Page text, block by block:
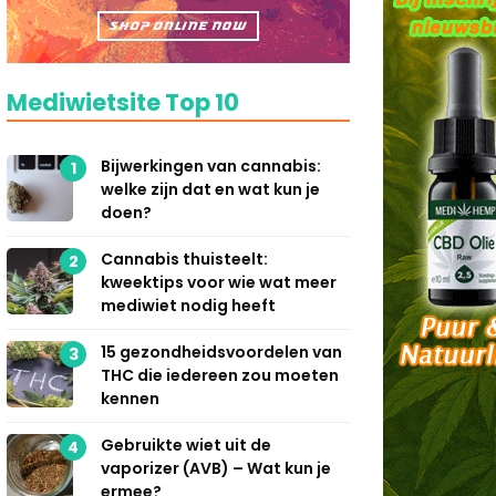
Mediwietsite Top 10
1
Bijwerkingen van cannabis:
welke zijn dat en wat kun je
doen?
2
Cannabis thuisteelt:
kweektips voor wie wat meer
mediwiet nodig heeft
3
15 gezondheidsvoordelen van
THC die iedereen zou moeten
kennen
4
Gebruikte wiet uit de
vaporizer (AVB) – Wat kun je
ermee?